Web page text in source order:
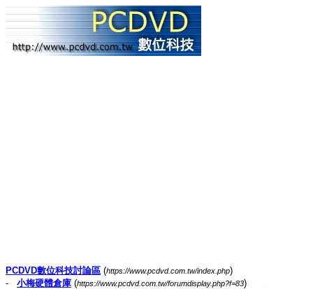
PCDVD數位科技討論區 (https://www.pcdvd.com.tw/index.php)
- 小梅硬體倉庫 (https://www.pcdvd.com.tw/forumdisplay.php?f=83)